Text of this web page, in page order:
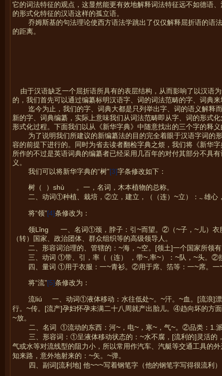
它的词法特征的观点，这显然能更有效地解释词法特征远不如德语
的形式化特征的汉语这样的孤立语。
乔姆斯基的句法理论使西方语法学跳出了仅仅解释屈折语的语
的距离。
由于汉语缺乏一个屈折语所具有的表层结构，从而影响了以汉语
的，我们首先可以通过编纂标明汉语字、词的词法范畴的字、词典
迄今为止，我们的字、词典大都是只列举出字、词的语义解释
新的字、词典编纂，实际上意味我们从词法范畴即从字、词的形式
形式化过程。下面我们以从《新华字典》中随意找出的三个字的释
为了说明我们所建议的新编纂法的目的完全着眼于汉语字词的
容的前提下进行的。同时为省去读者翻检字典之烦，我们将《新华
所作的不过是英语词典的编纂者已经采用几百年的对付其部分不具
义。
我们可以将新华字典的“树”[3]字条修改如下：
树（
）shù 。一，名词，木本植物的总称。
二、动词①种植、栽培，②立，建立，（（连） ~立）： ~ 雄心
将“领”[4]条修改为：
领Lǐng 一、名词①颈，脖子：引 ~而望。②（~子， ~儿）
（转）国家、政治团体、群众组织等的高级领导人。
二、形容词治理的、管辖的： ~海， ~空。[领土]一个国家所领
三、动词 ①带、引，率（（连） ，带~ ,率~）： ~队， ~头。②
四、量词 ①用于衣服：一~青衫。②用于席、箔等：一~席。一
将“流”[5]条修改为：
流liú 一、动词①液体移动：水往低处~。 ~汗。 ~血。[流浪]
行。 ~传。[流产]孕妇怀孕未满二十八周就产出胎儿。④趋向坏的方
~放。
二、名词
①流动的东西：河~ ，电~ ，寒~ ，气~。②品类：1.
三、形容词：①呈液体移动状态的： ~水不腐，[流利的]灵活的
气或水等对流线型的阻力小，所以常用作汽车、汽艇等交通工具的
知来路，意外地射来的： ~矢。 ~弹。
四、副词[流利地] 他~~~写着钢笔字（他的钢笔字写得很流利